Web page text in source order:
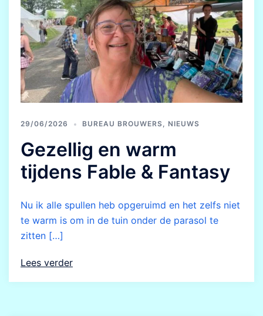
29/06/2026 BUREAU BROUWERS, NIEUWS
Gezellig en warm
tijdens Fable & Fantasy
Nu ik alle spullen heb opgeruimd en het zelfs niet
te warm is om in de tuin onder de parasol te
zitten […]
Lees verder